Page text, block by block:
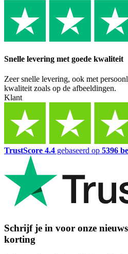
Snelle levering met goede kwaliteit
Zeer snelle levering, ook met
kwaliteit zoals op de afbeeldingen.
Klant
TrustScore 4.4 gebaseerd op 5396
Schrijf je in voor onze
korting